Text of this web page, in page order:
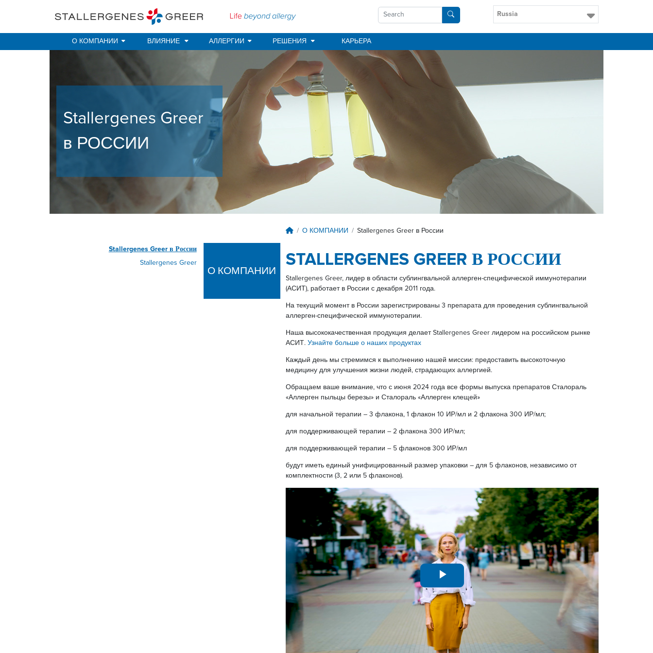
Russia
О КОМПАНИИ ВЛИЯНИЕ АЛЛЕРГИИ РЕШЕНИЯ КАРЬЕРА
Stallergenes Greer
в РОССИИ
Breadcrumb
О КОМПАНИИ Stallergenes Greer в России
Stallergenes Greer в России
Stallergenes Greer
О КОМПАНИИ
STALLERGENES GREER В РОССИИ
Stallergenes Greer, лидер в области сублингвальной аллерген-специфической иммунотерапии
(АСИТ), работает в России с декабря 2011 года.
На текущий момент в России зарегистрированы 3 препарата для проведения сублингвальной
аллерген-специфической иммунотерапии.
Наша высококачественная продукция делает Stallergenes Greer лидером на российском рынке
АСИТ. Узнайте больше о наших продуктах
Каждый день мы стремимся к выполнению нашей миссии: предоставить высокоточную
медицину для улучшения жизни людей, страдающих аллергией.
Обращаем ваше внимание, что с июня 2024 года все формы выпуска препаратов Сталораль
«Аллерген пыльцы березы» и Сталораль «Аллерген клещей»
для начальной терапии – 3 флакона, 1 флакон 10 ИР/мл и 2 флакона 300 ИР/мл;
для поддерживающей терапии – 2 флакона 300 ИР/мл;
для поддерживающей терапии – 5 флаконов 300 ИР/мл
будут иметь единый унифицированный размер упаковки – для 5 флаконов, независимо от
комплектности (3, 2 или 5 флаконов).
Play
Video